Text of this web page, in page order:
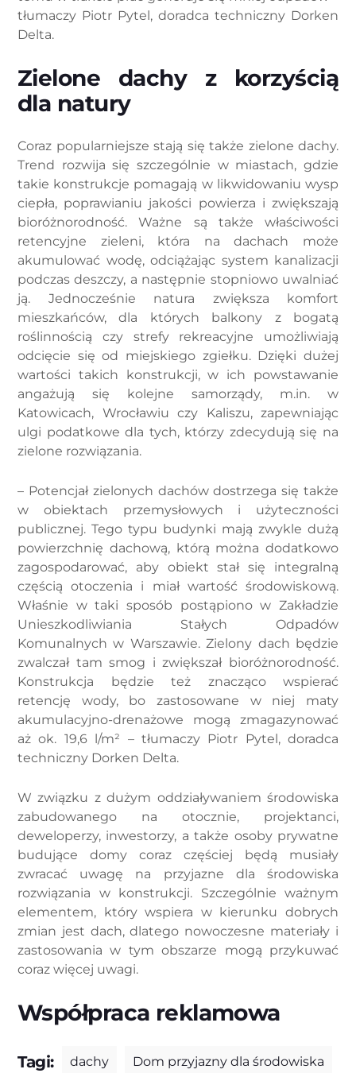
tłumaczy Piotr Pytel, doradca techniczny Dorken
Delta.
Zielone dachy z korzyścią
dla natury
Coraz popularniejsze stają się także zielone dachy.
Trend rozwija się szczególnie w miastach, gdzie
takie konstrukcje pomagają w likwidowaniu wysp
ciepła, poprawianiu jakości powierza i zwiększają
bioróżnorodność. Ważne są także właściwości
retencyjne zieleni, która na dachach może
akumulować wodę, odciążając system kanalizacji
podczas deszczy, a następnie stopniowo uwalniać
ją. Jednocześnie natura zwiększa komfort
mieszkańców, dla których balkony z bogatą
roślinnością czy strefy rekreacyjne umożliwiają
odcięcie się od miejskiego zgiełku. Dzięki dużej
wartości takich konstrukcji, w ich powstawanie
angażują się kolejne samorządy, m.in. w
Katowicach, Wrocławiu czy Kaliszu, zapewniając
ulgi podatkowe dla tych, którzy zdecydują się na
zielone rozwiązania.
– Potencjał zielonych dachów dostrzega się także
w obiektach przemysłowych i użyteczności
publicznej. Tego typu budynki mają zwykle dużą
powierzchnię dachową, którą można dodatkowo
zagospodarować, aby obiekt stał się integralną
częścią otoczenia i miał wartość środowiskową.
Właśnie w taki sposób postąpiono w Zakładzie
Unieszkodliwiania Stałych Odpadów
Komunalnych w Warszawie. Zielony dach będzie
zwalczał tam smog i zwiększał bioróżnorodność.
Konstrukcja będzie też znacząco wspierać
retencję wody, bo zastosowane w niej maty
akumulacyjno-drenażowe mogą zmagazynować
aż ok. 19,6 l/m² – tłumaczy Piotr Pytel, doradca
techniczny Dorken Delta.
W związku z dużym oddziaływaniem środowiska
zabudowanego na otocznie, projektanci,
deweloperzy, inwestorzy, a także osoby prywatne
budujące domy coraz częściej będą musiały
zwracać uwagę na przyjazne dla środowiska
rozwiązania w konstrukcji. Szczególnie ważnym
elementem, który wspiera w kierunku dobrych
zmian jest dach, dlatego nowoczesne materiały i
zastosowania w tym obszarze mogą przykuwać
coraz więcej uwagi.
Współpraca reklamowa
Tagi: dachy Dom przyjazny dla środowiska